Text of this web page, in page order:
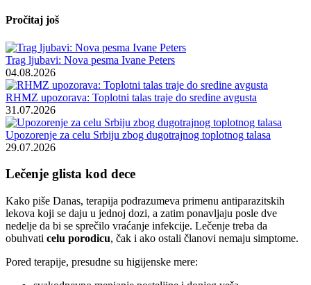
Pročitaj još
Trag ljubavi: Nova pesma Ivane Peters
04.08.2026
RHMZ upozorava: Toplotni talas traje do sredine avgusta
31.07.2026
Upozorenje za celu Srbiju zbog dugotrajnog toplotnog talasa
29.07.2026
Lečenje glista kod dece
Kako piše Danas, terapija podrazumeva primenu antiparazitskih
lekova koji se daju u jednoj dozi, a zatim ponavljaju posle dve
nedelje da bi se sprečilo vraćanje infekcije. Lečenje treba da
obuhvati celu porodicu, čak i ako ostali članovi nemaju simptome.
Pored terapije, presudne su higijenske mere: